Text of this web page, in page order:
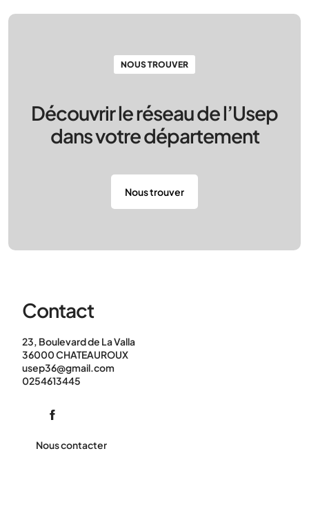
NOUS TROUVER
Découvrir le réseau de l’Usep
dans votre département
Nous trouver
Contact
23, Boulevard de La Valla
36000 CHATEAUROUX
usep36@gmail.com
0254613445
Nous contacter